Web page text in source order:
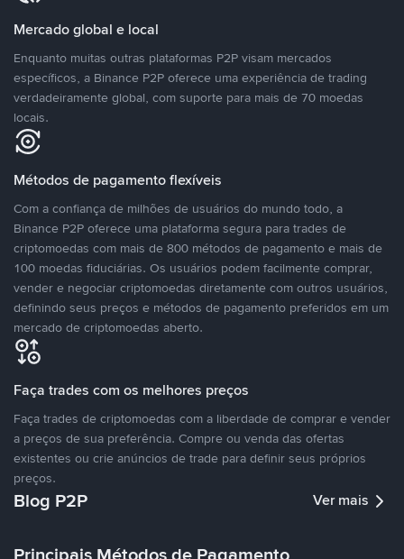
Mercado global e local
Enquanto muitas outras plataformas P2P visam mercados
específicos, a Binance P2P oferece uma experiência de trading
verdadeiramente global, com suporte para mais de 70 moedas
locais.
Métodos de pagamento flexíveis
Com a confiança de milhões de usuários do mundo todo, a
Binance P2P oferece uma plataforma segura para trades de
criptomoedas com mais de 800 métodos de pagamento e mais de
100 moedas fiduciárias. Os usuários podem facilmente comprar,
vender e negociar criptomoedas diretamente com outros usuários,
definindo seus preços e métodos de pagamento preferidos em um
mercado de criptomoedas aberto.
Faça trades com os melhores preços
Faça trades de criptomoedas com a liberdade de comprar e vender
a preços de sua preferência. Compre ou venda das ofertas
existentes ou crie anúncios de trade para definir seus próprios
preços.
Blog P2P Ver mais